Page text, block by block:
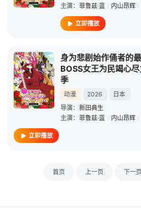
主演： 菲鲁兹·蓝 / 内山昂辉 /
立即播放
身为悲剧始作俑者的
BOSS女王为民竭心
季
动漫 2026
日本
导演： 新田典生
主演： 菲鲁兹·蓝 / 内山昂辉 /
立即播放
首页 上一页 下一